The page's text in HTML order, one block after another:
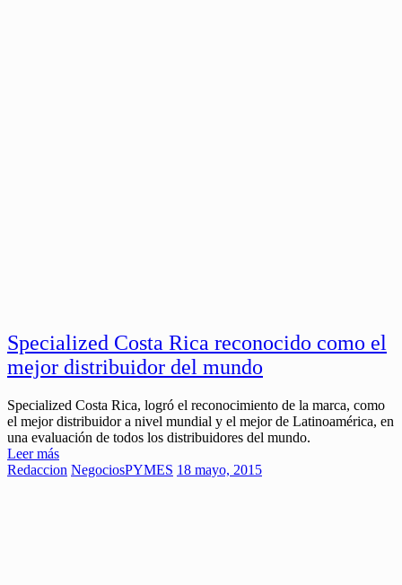
Specialized Costa Rica reconocido como el
mejor distribuidor del mundo
Specialized Costa Rica, logró el reconocimiento de la marca, como
el mejor distribuidor a nivel mundial y el mejor de Latinoamérica, en
una evaluación de todos los distribuidores del mundo.
Leer más
Redaccion NegociosPYMES 18 mayo, 2015